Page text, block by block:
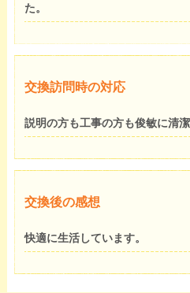
た。
交換訪問時の対応
説明の方も工事の方も俊敏に清
交換後の感想
快適に生活しています。